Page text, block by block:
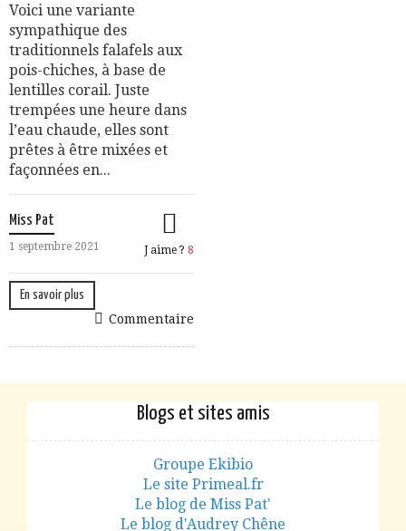
Voici une variante
sympathique des
traditionnels falafels aux
pois-chiches, à base de
lentilles corail. Juste
trempées une heure dans
l’eau chaude, elles sont
prêtes à être mixées et
façonnées en...
Miss Pat
1 septembre 2021 J aime ? 8
En savoir plus
Commentaire
Blogs et sites amis
Groupe Ekibio
Le site Primeal.fr
Le blog de Miss Pat'
Le blog d'Audrey Chêne